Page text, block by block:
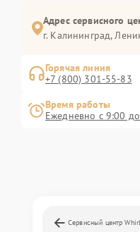
Адрес сервисного
г. Калининград,
Горячая линия
+7 (800) 301-55-83
Время работы
Ежедневно с 9:00
Сервисный центр